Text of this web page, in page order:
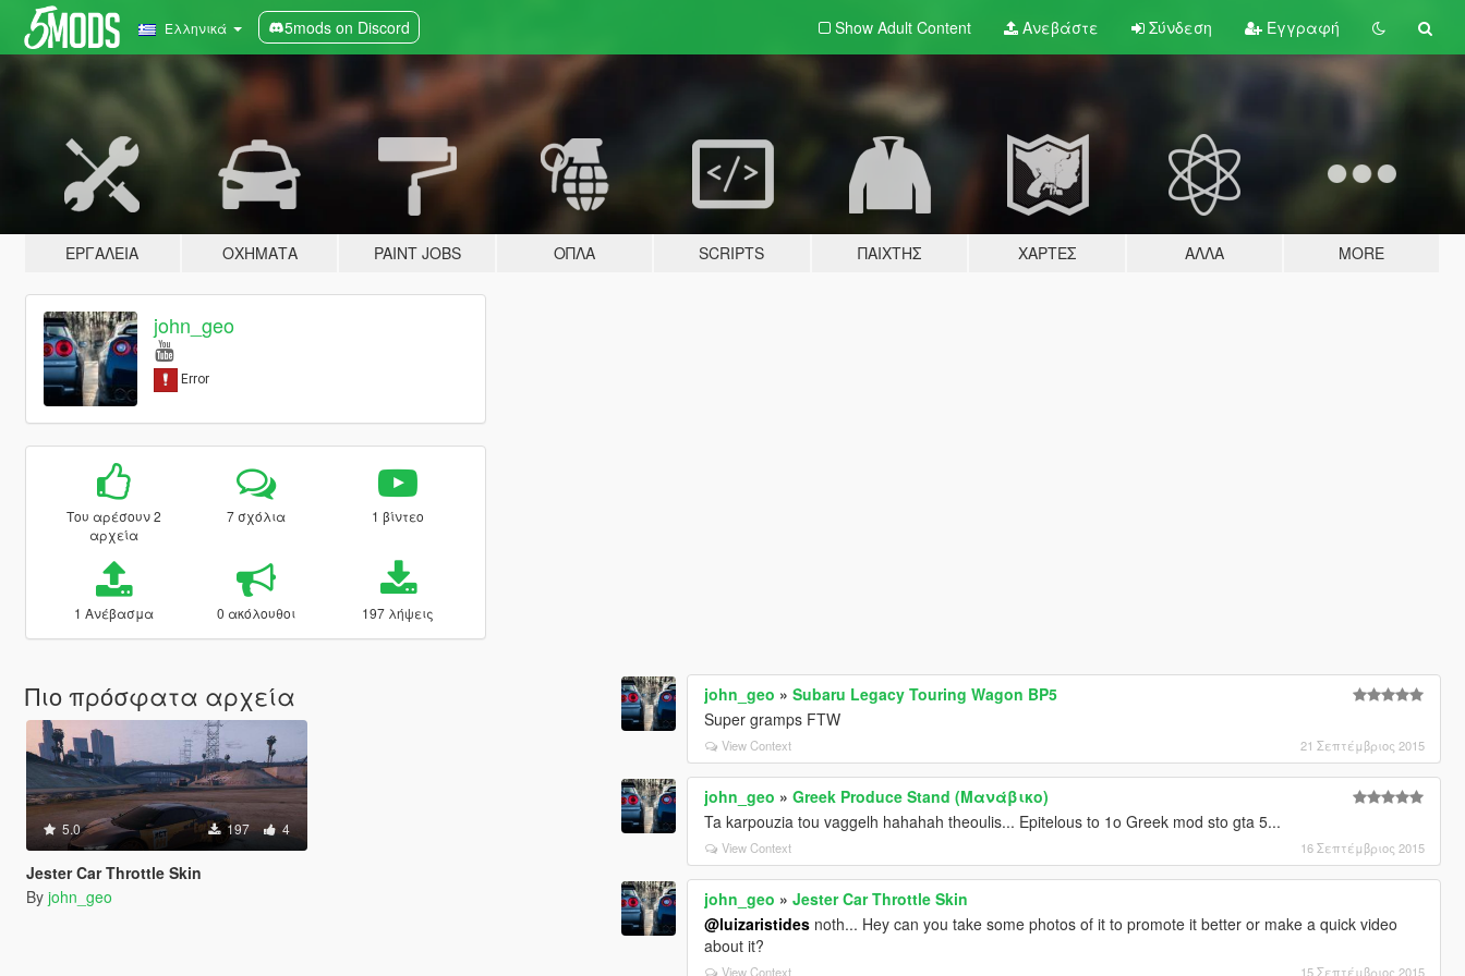
Ελληνικά 5mods on Discord Show Adult Content Ανεβάστε Σύνδεση Εγγραφή
ΕΡΓΑΛΕΊΑ ΟΧΉΜΑΤΑ PAINT JOBS ΌΠΛΑ SCRIPTS ΠΑΊΧΤΗΣ ΧΆΡΤΕΣ ΆΛΛΑ MORE
john_geo
Του αρέσουν 2
αρχεία
7 σχόλια 1 βίντεο
1 Ανέβασμα 0 ακόλουθοι 197 λήψεις
Πιο πρόσφατα αρχεία
5.0 197 4
Jester Car Throttle Skin
By john_geo
john_geo »Subaru Legacy Touring Wagon BP5
Super gramps FTW
View Context 21 Σεπτέμβριος 2015
john_geo »Greek Produce Stand (Μανάβικο)
Ta karpouzia tou vaggelh hahahah theoulis... Epitelous to 1o Greek mod sto gta 5...
View Context 16 Σεπτέμβριος 2015
john_geo »Jester Car Throttle Skin
@luizaristides noth... Hey can you take some photos of it to promote it better or make a quick video
about it?
View Context 15 Σεπτέμβριος 2015